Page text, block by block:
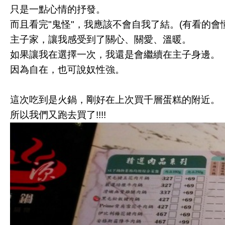
只是一點心情的抒發。
而且看完"鬼怪"，我應該不會自我了結。(有看的會
主子家，讓我感受到了關心、關愛、溫暖。
如果讓我在選擇一次，我還是會繼續在主子身邊。
因為自在，也可說奴性強。
這次吃到是火鍋，剛好在上次買千層蛋糕的附近。
所以我們又跑去買了!!!!